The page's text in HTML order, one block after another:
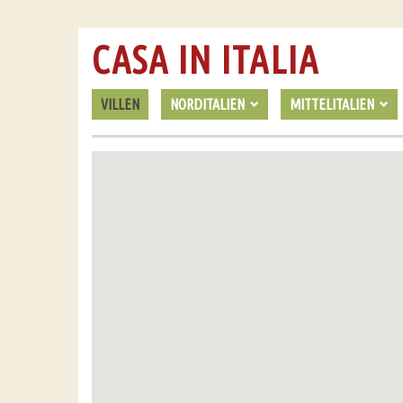
VILLEN NORDITALIEN MITTELITALIEN
CASA IN ITALIA